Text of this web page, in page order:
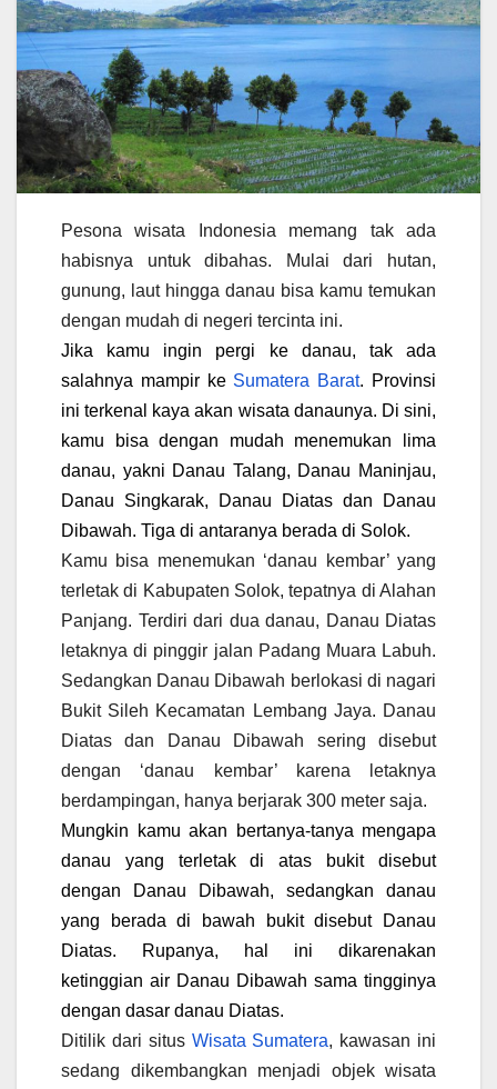
Pesona wisata Indonesia memang tak ada
habisnya untuk dibahas. Mulai dari hutan,
gunung, laut hingga danau bisa kamu temukan
dengan mudah di negeri tercinta ini.
Jika kamu ingin pergi ke danau, tak ada
salahnya mampir ke Sumatera Barat. Provinsi
ini terkenal kaya akan wisata danaunya. Di sini,
kamu bisa dengan mudah menemukan lima
danau, yakni Danau Talang, Danau Maninjau,
Danau Singkarak, Danau Diatas dan Danau
Dibawah. Tiga di antaranya berada di Solok.
Kamu bisa menemukan ‘danau kembar’ yang
terletak di Kabupaten Solok, tepatnya di Alahan
Panjang. Terdiri dari dua danau, Danau Diatas
letaknya di pinggir jalan Padang Muara Labuh.
Sedangkan Danau Dibawah berlokasi di nagari
Bukit Sileh Kecamatan Lembang Jaya. Danau
Diatas dan Danau Dibawah sering disebut
dengan ‘danau kembar’ karena letaknya
berdampingan, hanya berjarak 300 meter saja.
Mungkin kamu akan bertanya-tanya mengapa
danau yang terletak di atas bukit disebut
dengan Danau Dibawah, sedangkan danau
yang berada di bawah bukit disebut Danau
Diatas. Rupanya, hal ini dikarenakan
ketinggian air Danau Dibawah sama tingginya
dengan dasar danau Diatas.
Ditilik dari situs Wisata Sumatera, kawasan ini
sedang dikembangkan menjadi objek wisata